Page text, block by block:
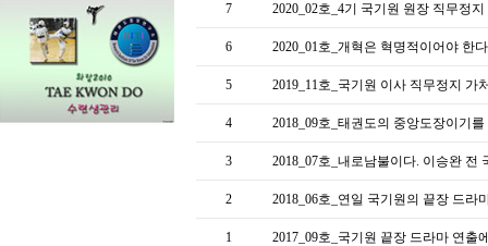
7 2020_02호_4기 국기원 원장 직무정
6 2020_01호_개혁은 혁명적이어야 한
5 2019_11호_국기원 이사 직무정지
4 2018_09호_태권도의 중앙도장이기
3 2018_07호_내로남불이다. 이승완
2 2018_06호_연일 국기원의 끝장 드라
1 2017_09호_국기원 끝장 드라마 연출